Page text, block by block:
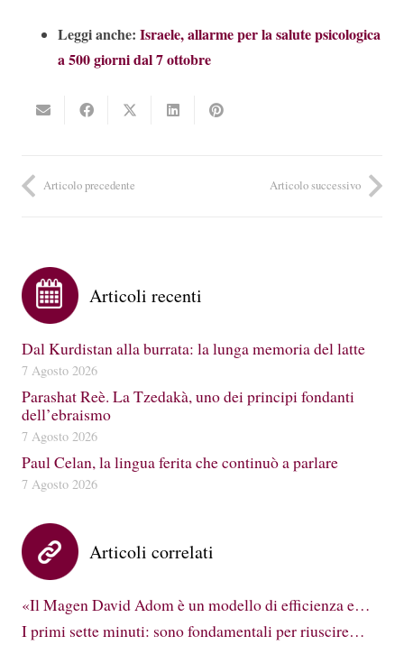
Leggi anche: Israele, allarme per la salute psicologica
a 500 giorni dal 7 ottobre
Articolo precedente Articolo successivo
Articoli recenti
Dal Kurdistan alla burrata: la lunga memoria del latte
7 Agosto 2026
Parashat Reè. La Tzedakà, uno dei principi fondanti
dell’ebraismo
7 Agosto 2026
Paul Celan, la lingua ferita che continuò a parlare
7 Agosto 2026
Articoli correlati
«Il Magen David Adom è un modello di efficienza e…
I primi sette minuti: sono fondamentali per riuscire…